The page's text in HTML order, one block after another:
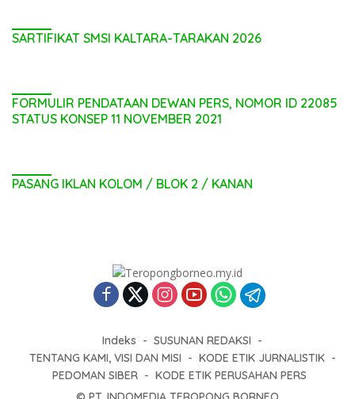
SARTIFIKAT SMSI KALTARA-TARAKAN 2026
FORMULIR PENDATAAN DEWAN PERS, NOMOR ID 22085
STATUS KONSEP 11 NOVEMBER 2021
PASANG IKLAN KOLOM / BLOK 2 / KANAN
Indeks
SUSUNAN REDAKSI
TENTANG KAMI, VISI DAN MISI
KODE ETIK JURNALISTIK
PEDOMAN SIBER
KODE ETIK PERUSAHAN PERS